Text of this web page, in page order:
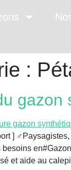
:
gazon
]
besoins
et aide au